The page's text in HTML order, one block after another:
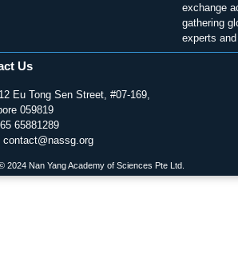
exchange
gathering
experts
Us
Eu Tong Sen Street, #07-169,
059819
65881289
contact@nassg.org
2024 Nan Yang Academy of Sciences Pte Ltd.